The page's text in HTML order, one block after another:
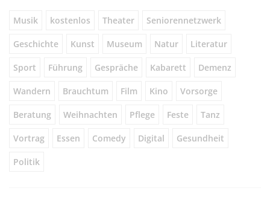
Musik kostenlos Theater Seniorennetzwerk
Geschichte Kunst Museum Natur Literatur
Sport Führung Gespräche Kabarett Demenz
Wandern Brauchtum Film Kino Vorsorge
Beratung Weihnachten Pflege Feste Tanz
Vortrag Essen Comedy Digital Gesundheit
Politik